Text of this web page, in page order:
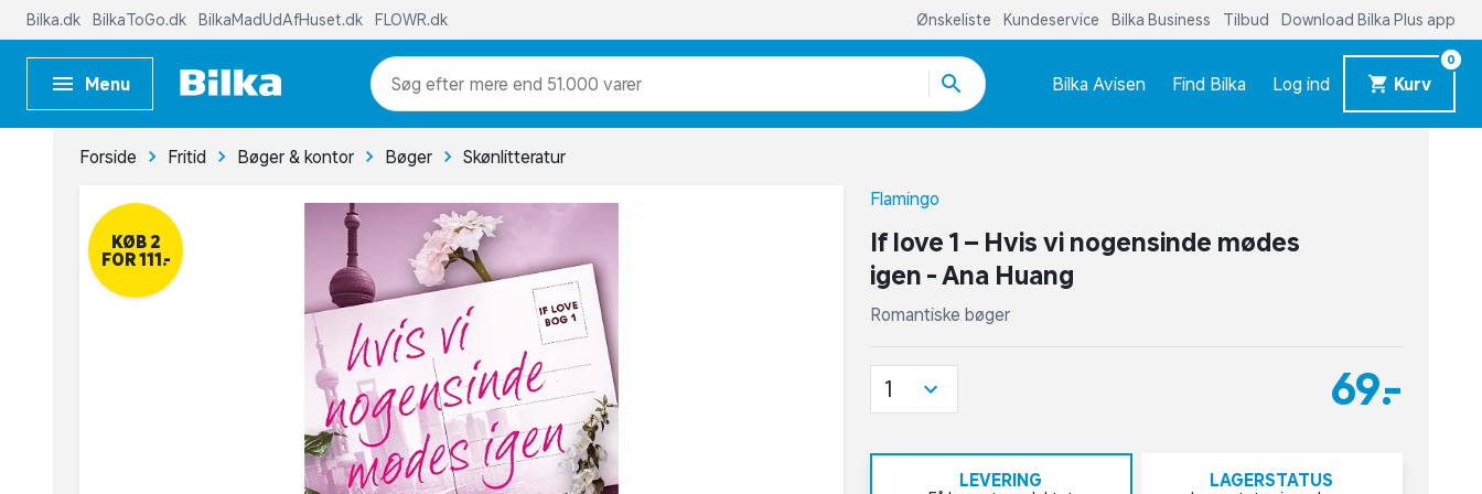
Bilka.dk BilkaToGo.dk BilkaMadUdAfHuset.dk FLOWR.dk Ønskeliste Kundeservice Bilka Business Tilbud Download Bilka Plus app
Menu mere end 51.000 varer Bilka Avisen Find Bilka Log ind Kurv
0
Forside Fritid Bøger & kontor Bøger Skønlitteratur
KØB 2
FOR 111,-
Flamingo
If love 1 – Hvis vi nogensinde mødes
igen - Ana Huang
Romantiske bøger
69,-
1
LEVERING LAGERSTATUS